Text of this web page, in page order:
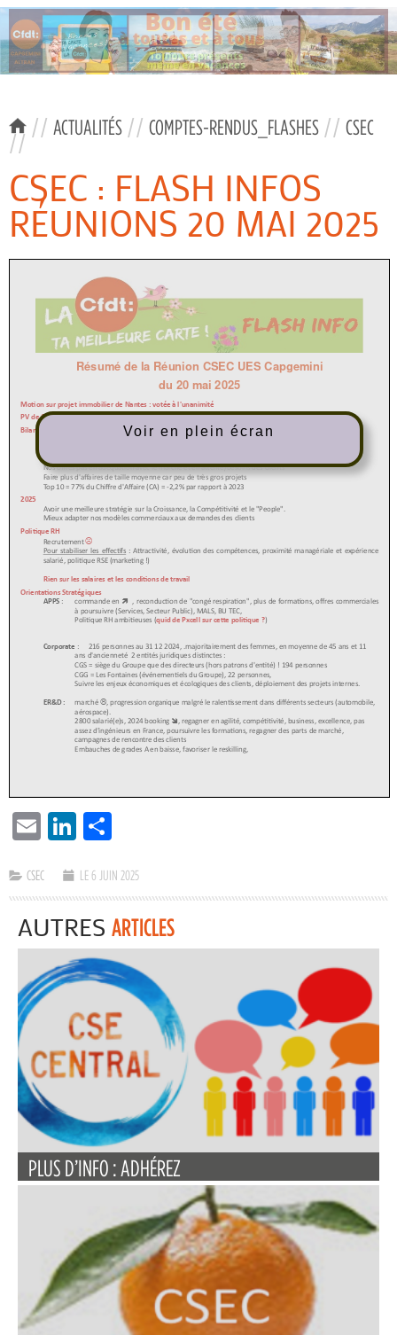
// ACTUALITÉS // COMPTES-RENDUS_FLASHES // CSEC
//
CSEC : FLASH INFOS
RÉUNIONS 20 MAI 2025
Voir en plein écran
EMAIL LINKEDIN
CSEC LE 6 JUIN 2025
AUTRES ARTICLES
PLUS D’INFO : ADHÉREZ